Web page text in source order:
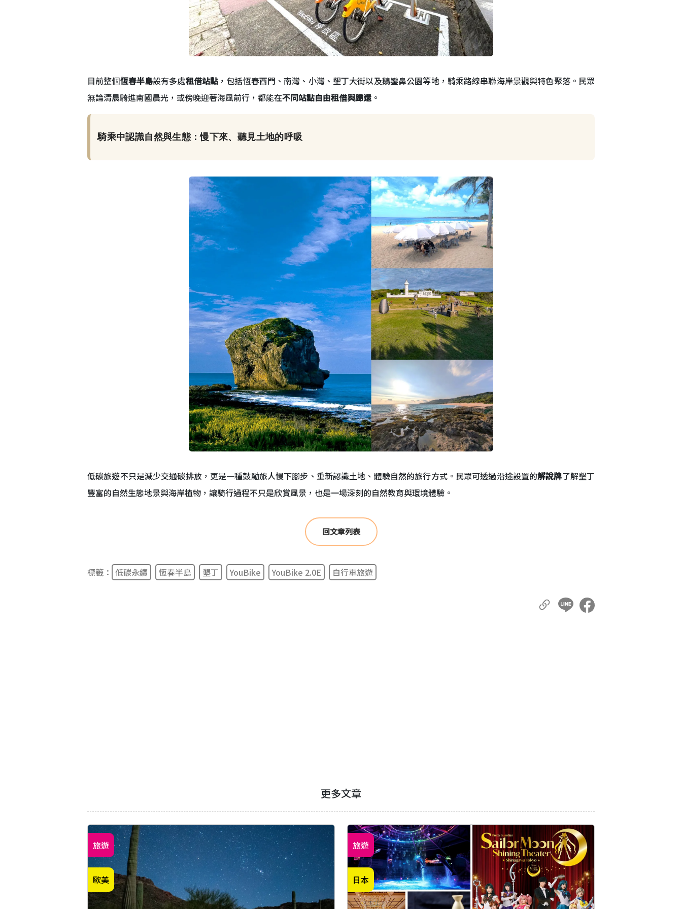
目前整個恆春半島設有多處租借站點 ，包括恆春西門、南灣、小灣、墾丁大街以及鵝鑾鼻公園等地，騎乘路線串聯海岸景觀與特色聚落。民眾
無論清晨騎進南國晨光，或傍晚迎著海風前行，都能在不同站點自由租借與歸還 。
騎乘中認識自然與生態：慢下來、聽見土地的呼吸
低碳旅遊不只是減少交通碳排放，更是一種鼓勵旅人慢下腳步、重新認識土地、體驗自然的旅行方式。民眾可透過沿途設置的解說牌了解墾丁
豐富的自然生態地景與海岸植物，讓騎行過程不只是欣賞風景，也是一場深刻的自然教育與環境體驗。
回文章列表
標籤： 低碳永續 恆春半島 墾丁 YouBike YouBike 2.0E 自行車旅遊
更多文章
旅遊
歐美
旅遊
日本